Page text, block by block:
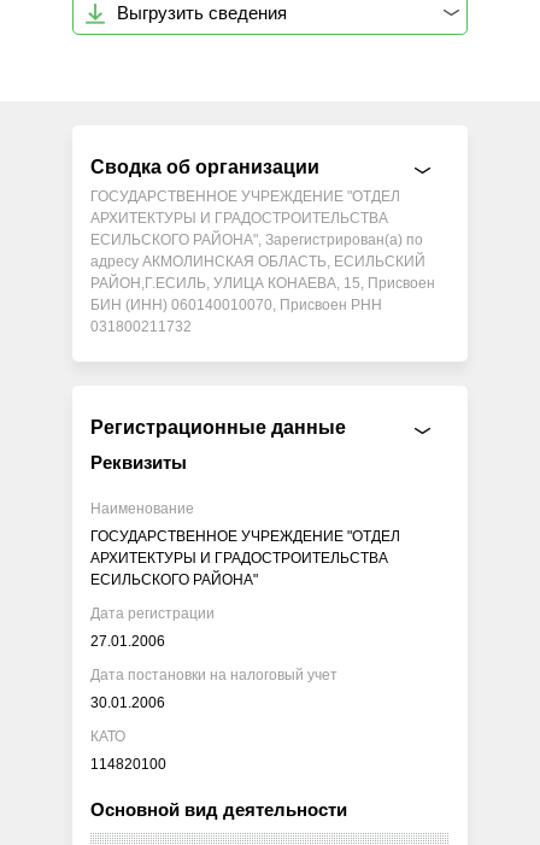
Выгрузить сведения
Сводка об организации
ГОСУДАРСТВЕННОЕ УЧРЕЖДЕНИЕ "ОТДЕЛ
АРХИТЕКТУРЫ И ГРАДОСТРОИТЕЛЬСТВА
ЕСИЛЬСКОГО РАЙОНА", Зарегистрирован(а) по
адресу АКМОЛИНСКАЯ ОБЛАСТЬ, ЕСИЛЬСКИЙ
РАЙОН,Г.ЕСИЛЬ, УЛИЦА КОНАЕВА, 15, Присвоен
БИН (ИНН) 060140010070, Присвоен РНН
031800211732
Регистрационные данные
Реквизиты
Наименование
ГОСУДАРСТВЕННОЕ УЧРЕЖДЕНИЕ "ОТДЕЛ
АРХИТЕКТУРЫ И ГРАДОСТРОИТЕЛЬСТВА
ЕСИЛЬСКОГО РАЙОНА"
Дата регистрации
27.01.2006
Дата постановки на налоговый учет
30.01.2006
КАТО
114820100
Основной вид деятельности